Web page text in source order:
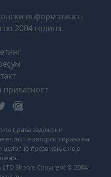
информативен
2004 година.
приватност
права задржани
се авторско право на
целосно преземање не е
LTD Skopje Copyright © 2004-